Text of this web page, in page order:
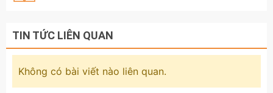
TIN TỨC LIÊN QUAN
Không có bài viết nào liên quan.